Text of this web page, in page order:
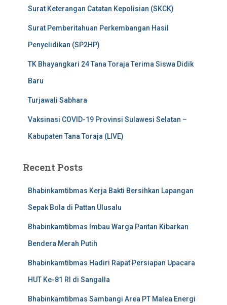
Surat Keterangan Catatan Kepolisian (SKCK)
Surat Pemberitahuan Perkembangan Hasil
Penyelidikan (SP2HP)
TK Bhayangkari 24 Tana Toraja Terima Siswa Didik
Baru
Turjawali Sabhara
Vaksinasi COVID-19 Provinsi Sulawesi Selatan –
Kabupaten Tana Toraja (LIVE)
Recent Posts
Bhabinkamtibmas Kerja Bakti Bersihkan Lapangan
Sepak Bola di Pattan Ulusalu
Bhabinkamtibmas Imbau Warga Pantan Kibarkan
Bendera Merah Putih
Bhabinkamtibmas Hadiri Rapat Persiapan Upacara
HUT Ke-81 RI di Sangalla
Bhabinkamtibmas Sambangi Area PT Malea Energi